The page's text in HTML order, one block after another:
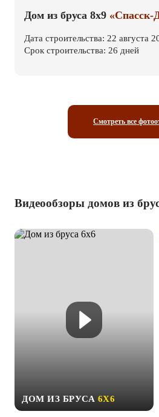
Дом из бруса 8х9 «Спасск-
Дата строительства: 22 августа
Срок строительства: 26 дней
Смотреть все
Видеообзоры домов из
ДОМ ИЗ БРУСА 6Х6